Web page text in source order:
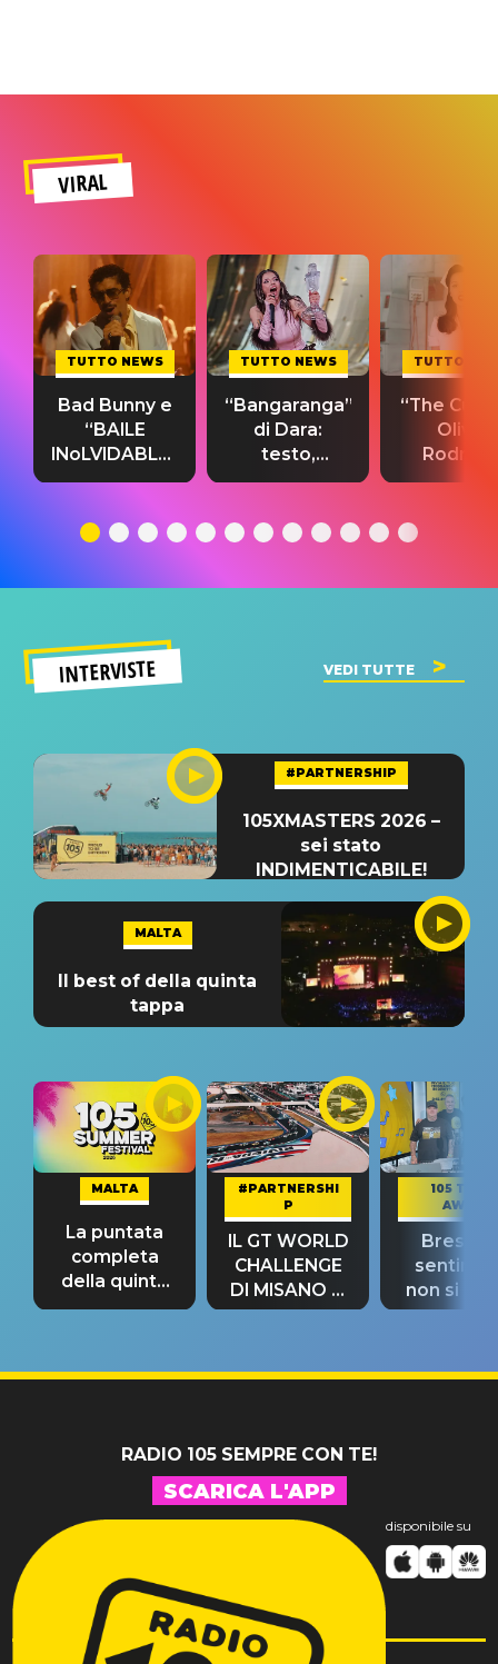
VIRAL
TUTTO NEWS
Bad Bunny e
“BAILE
INoLVIDABLE”:
testo,
significato
TUTTO NEWS
“Bangaranga”
di Dara:
testo,
traduzione e
del singolo
TUTTO
“The
Olivia
testo,
INTERVISTE VEDI TUTTE
#PARTNERSHIP
105XMASTERS 2026 –
sei stato
INDIMENTICABILE!
MALTA
Il best of della quinta
tappa
MALTA
La puntata
completa
della quinta
tappa
#PARTNERSHI
P
IL GT WORLD
CHALLENGE
DI MISANO si
riconferma
105 TAKE
AWAY
Bresh:
non si
fino alla
RADIO 105 SEMPRE CON TE!
SCARICA L'APP
disponibile su